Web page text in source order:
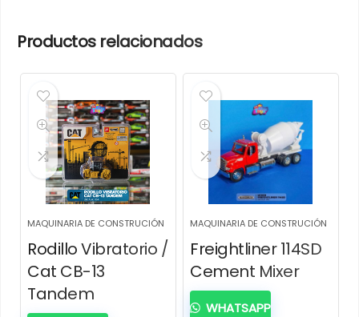
Productos relacionados
MAQUINARIA DE CONSTRUCIÓN
Rodillo Vibratorio /
Cat CB-13
Tandem
MAQUINARIA DE CONSTRUCIÓN
Freightliner 114SD
Cement Mixer
WHATSAPP